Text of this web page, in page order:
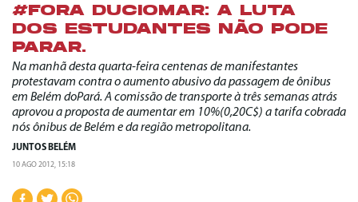
#FORA DUCIOMAR: A LUTA
DOS ESTUDANTES NÃO PODE
PARAR.
Na manhã desta quarta-feira centenas de manifestantes
protestavam contra o aumento abusivo da passagem de ônibus
em Belém doPará. A comissão de transporte à três semanas atrás
aprovou a proposta de aumentar em 10%(0,20C$) a tarifa cobrada
nós ônibus de Belém e da região metropolitana.
JUNTOS BELÉM
10 AGO 2012, 15:18